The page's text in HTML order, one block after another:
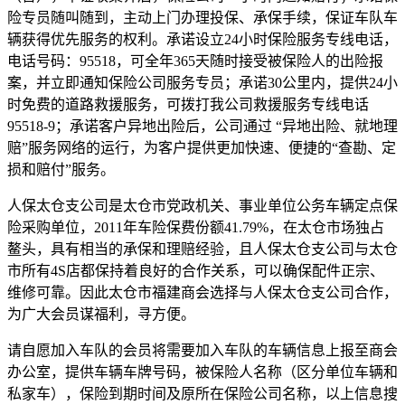
险专员随叫随到，主动上门办理投保、承保手续，保证车队车
辆获得优先服务的权利。承诺设立24小时保险服务专线电话，
电话号码：95518，可全年365天随时接受被保险人的出险报
案，并立即通知保险公司服务专员；承诺30公里内，提供24小
时免费的道路救援服务，可拨打我公司救援服务专线电话
95518-9；承诺客户异地出险后，公司通过 “异地出险、就地理
赔”服务网络的运行，为客户提供更加快速、便捷的“查勘、定
损和赔付”服务。
人保太仓支公司是太仓市党政机关、事业单位公务车辆定点保
险采购单位，2011年车险保费份额41.79%，在太仓市场独占
鳌头，具有相当的承保和理赔经验，且人保太仓支公司与太仓
市所有4S店都保持着良好的合作关系，可以确保配件正宗、
维修可靠。因此太仓市福建商会选择与人保太仓支公司合作，
为广大会员谋福利，寻方便。
请自愿加入车队的会员将需要加入车队的车辆信息上报至商会
办公室，提供车辆车牌号码，被保险人名称（区分单位车辆和
私家车），保险到期时间及原所在保险公司名称，以上信息搜